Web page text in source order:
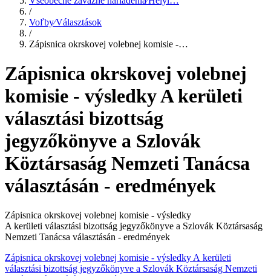
/
Voľby⁄Választások
/
Zápisnica okrskovej volebnej komisie -…
Zápisnica okrskovej volebnej
komisie - výsledky A kerületi
választási bizottság
jegyzőkönyve a Szlovák
Köztársaság Nemzeti Tanácsa
választásán - eredmények
Zápisnica okrskovej volebnej komisie - výsledky
A kerületi választási bizottság jegyzőkönyve a Szlovák Köztársaság
Nemzeti Tanácsa választásán - eredmények
Zápisnica okrskovej volebnej komisie - výsledky A kerületi
választási bizottság jegyzőkönyve a Szlovák Köztársaság Nemzeti